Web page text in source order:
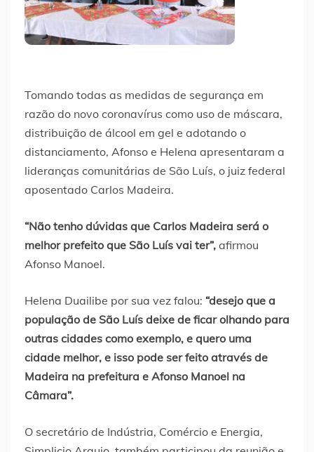
Tomando todas as medidas de segurança em
razão do novo coronavírus como uso de máscara,
distribuição de álcool em gel e adotando o
distanciamento, Afonso e Helena apresentaram a
lideranças comunitárias de São Luís, o juiz federal
aposentado Carlos Madeira.
“Não tenho dúvidas que Carlos Madeira será o
melhor prefeito que São Luís vai ter”, afirmou
Afonso Manoel.
Helena Duailibe por sua vez falou: “desejo que a
população de São Luís deixe de ficar olhando para
outras cidades como exemplo, e quero uma
cidade melhor, e isso pode ser feito através de
Madeira na prefeitura e Afonso Manoel na
Câmara”.
O secretário de Indústria, Comércio e Energia,